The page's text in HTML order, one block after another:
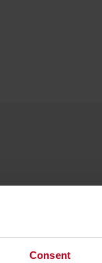
Consent
για
ιόντων